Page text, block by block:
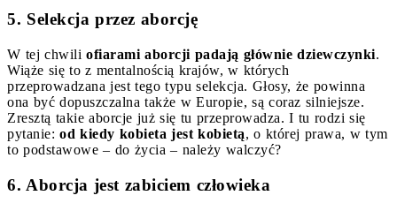
5. Selekcja przez aborcję
W tej chwili ofiarami aborcji padają głównie dziewczynki.
Wiąże się to z mentalnością krajów, w których
przeprowadzana jest tego typu selekcja. Głosy, że powinna
ona być dopuszczalna także w Europie, są coraz silniejsze.
Zresztą takie aborcje już się tu przeprowadza. I tu rodzi się
pytanie: od kiedy kobieta jest kobietą, o której prawa, w tym
to podstawowe – do życia – należy walczyć?
6. Aborcja jest zabiciem człowieka